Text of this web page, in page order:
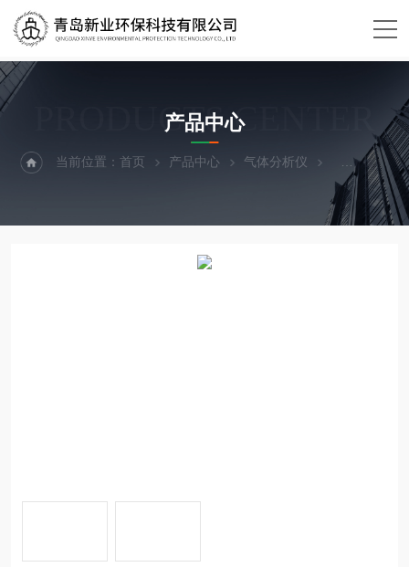
PRODUCTS CENTER
产品中心
当前位置：首页 产品中心 气体分析仪 气体采样器